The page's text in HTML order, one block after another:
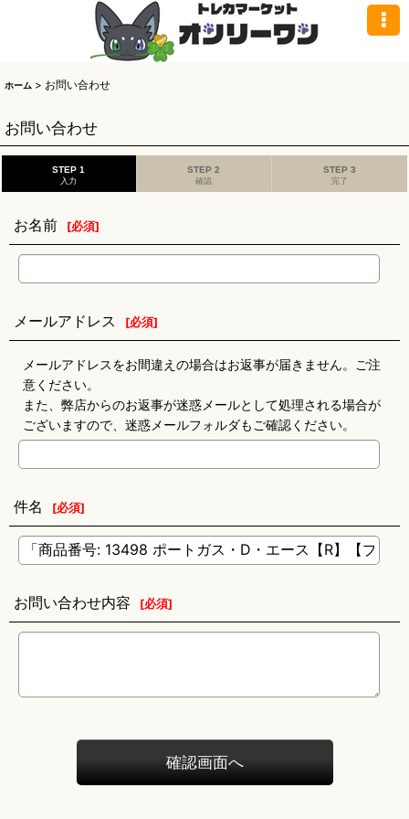
ホーム > お問い合わせ
お問い合わせ
STEP 1
入力
STEP 2
確認
STEP 3
完了
お名前 [必須]
メールアドレス [必須]
メールアドレスをお間違えの場合はお返事が届きません。ご注
意ください。
また、弊店からのお返事が迷惑メールとして処理される場合が
ございますので、迷惑メールフォルダもご確認ください。
件名 [必須]
お問い合わせ内容 [必須]
確認画面へ